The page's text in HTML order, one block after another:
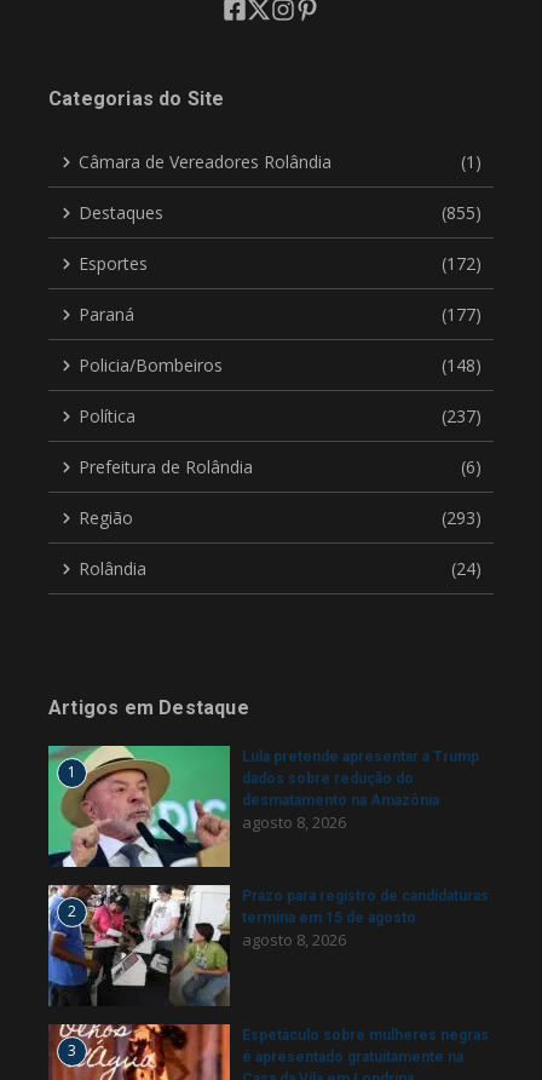
Categorias do Site
Câmara de Vereadores Rolândia (1)
Destaques (855)
Esportes (172)
Paraná (177)
Policia/Bombeiros (148)
Política (237)
Prefeitura de Rolândia (6)
Região (293)
Rolândia (24)
Artigos em Destaque
1
Lula pretende apresentar a Trump
dados sobre redução do
desmatamento na Amazônia
agosto 8, 2026
2
Prazo para registro de candidaturas
termina em 15 de agosto
agosto 8, 2026
3
Espetáculo sobre mulheres negras
é apresentado gratuitamente na